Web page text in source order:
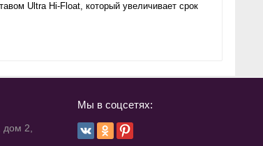
Ultra Hi-Float, который увеличивает срок
дом 2,
Мы в соцсетях: